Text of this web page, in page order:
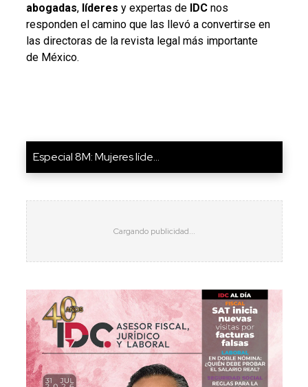
abogadas, líderes y expertas de IDCnos
responden el camino que las llevó a convertirse en
las directoras de la revista legal más importante
de México.
Especial 8M: Mujeres líde...